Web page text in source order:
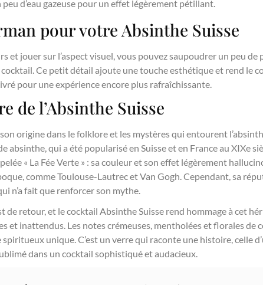
d’eau gazeuse pour un effet légèrement pétillant.
pour votre Absinthe Suisse
et jouer sur l’aspect visuel, vous pouvez saupoudrer un peu de
Ce petit détail ajoute une touche esthétique et rend le
pour une expérience encore plus rafraîchissante.
de l’Absinthe Suisse
origine dans le folklore et les mystères qui entourent
absinthe, qui a été popularisé en Suisse et en France au XIXe
« La Fée Verte » : sa couleur et son effet légèrement
comme Toulouse-Lautrec et Van Gogh. Cependant, sa
n’a fait que renforcer son mythe.
de retour, et le cocktail Absinthe Suisse rend hommage à cet
et inattendus. Les notes crémeuses, mentholées et florales de
unique. C’est un verre qui raconte une histoire, celle
dans un cocktail sophistiqué et audacieux.